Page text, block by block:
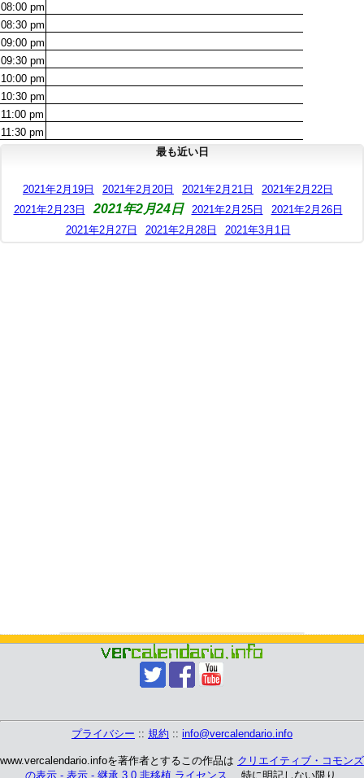
08:00 pm
08:30 pm
09:00 pm
09:30 pm
10:00 pm
10:30 pm
11:00 pm
11:30 pm
最も近い日
2021年2月19日 2021年2月20日 2021年2月21日
2021年2月22日
2021年2月23日
2021年2月24日 2021年2月25日
2021年2月26日
2021年2月27日
2021年2月28日 2021年3月1日
プライバシー :: 規約 :: info@vercalendario.info
www.vercalendario.infoを著作者とするこの作品は クリエイティブ・コモンズ
の表示 - 表示 - 継承 3.0 非移植 ライセンス 、 特に明記しない限り.